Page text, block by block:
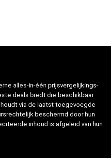
alles-in-één prijsvergelijkings-
deals biedt die beschikbaar
via de laatst toegevoegde
beschermd door hun
inhoud is afgeleid van hun